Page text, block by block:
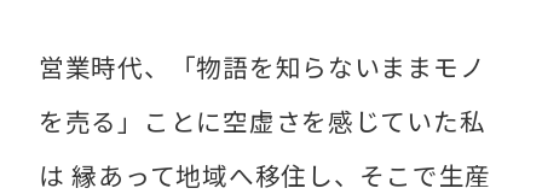
営業時代、「物語を知らないままモノ
を売る」ことに空虚さを感じていた私
は 縁あって地域へ移住し、そこで生産